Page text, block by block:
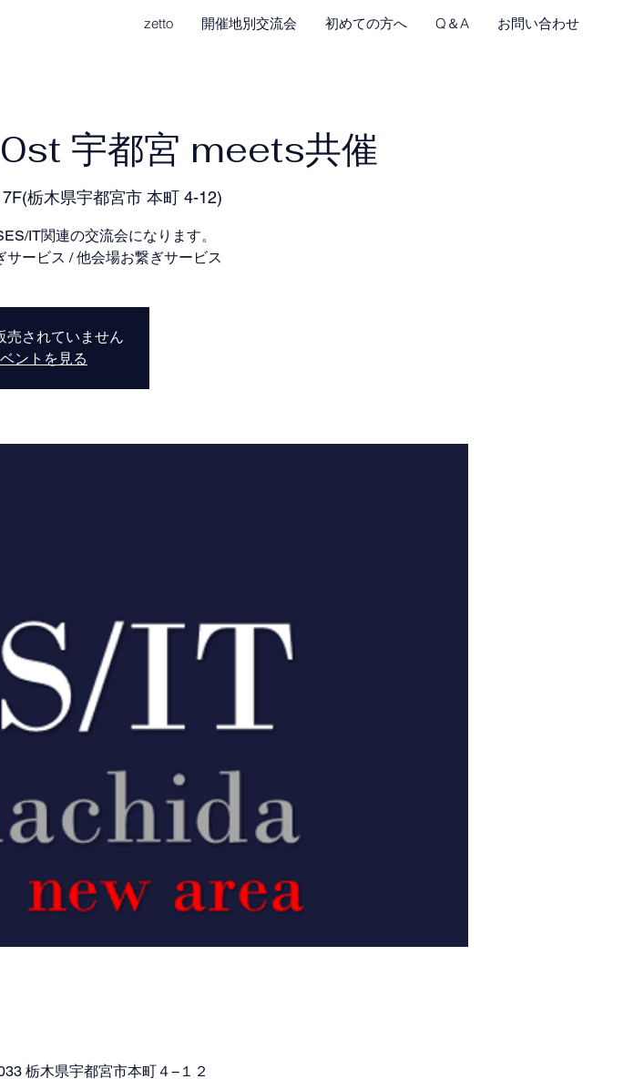
zetto 開催地別交流会 初めての方へ Q＆A お問い合わせ
宇都宮 meets共催
栃木県宇都宮市 本町 4-12)
IT関連の交流会になります。
ービス / 他会場お繋ぎサービス
売されていません
ントを見る
栃木県宇都宮市本町４−１２